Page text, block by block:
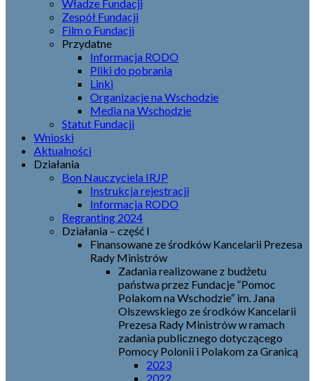
Władze Fundacji
Zespół Fundacji
Film o Fundacji
Przydatne
Informacja RODO
Pliki do pobrania
Linki
Organizacje na Wschodzie
Media na Wschodzie
Statut Fundacji
Wnioski
Aktualności
Działania
Bon Nauczyciela IRJP
Instrukcja rejestracji
Informacja RODO
Regranting 2024
Działania – część I
Finansowane ze środków Kancelarii Prezesa
Rady Ministrów
Zadania realizowane z budżetu
państwa przez Fundacje “Pomoc
Polakom na Wschodzie” im. Jana
Olszewskiego ze środków Kancelarii
Prezesa Rady Ministrów w ramach
zadania publicznego dotyczącego
Pomocy Polonii i Polakom za Granicą
2023
2022